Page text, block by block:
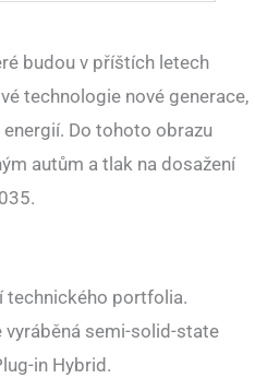
budou v příštích letech
technologie nové generace,
Do tohoto obrazu
autům a tlak na dosažení
technického portfolia.
vyráběná semi-solid-state
in Hybrid.